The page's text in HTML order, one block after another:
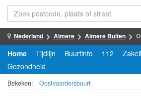
Nederland Almere Almere Buiten
Home Tijdlijn Buurtinfo 112
Gezondheid
Bekeken: Oostvaardersbuurt